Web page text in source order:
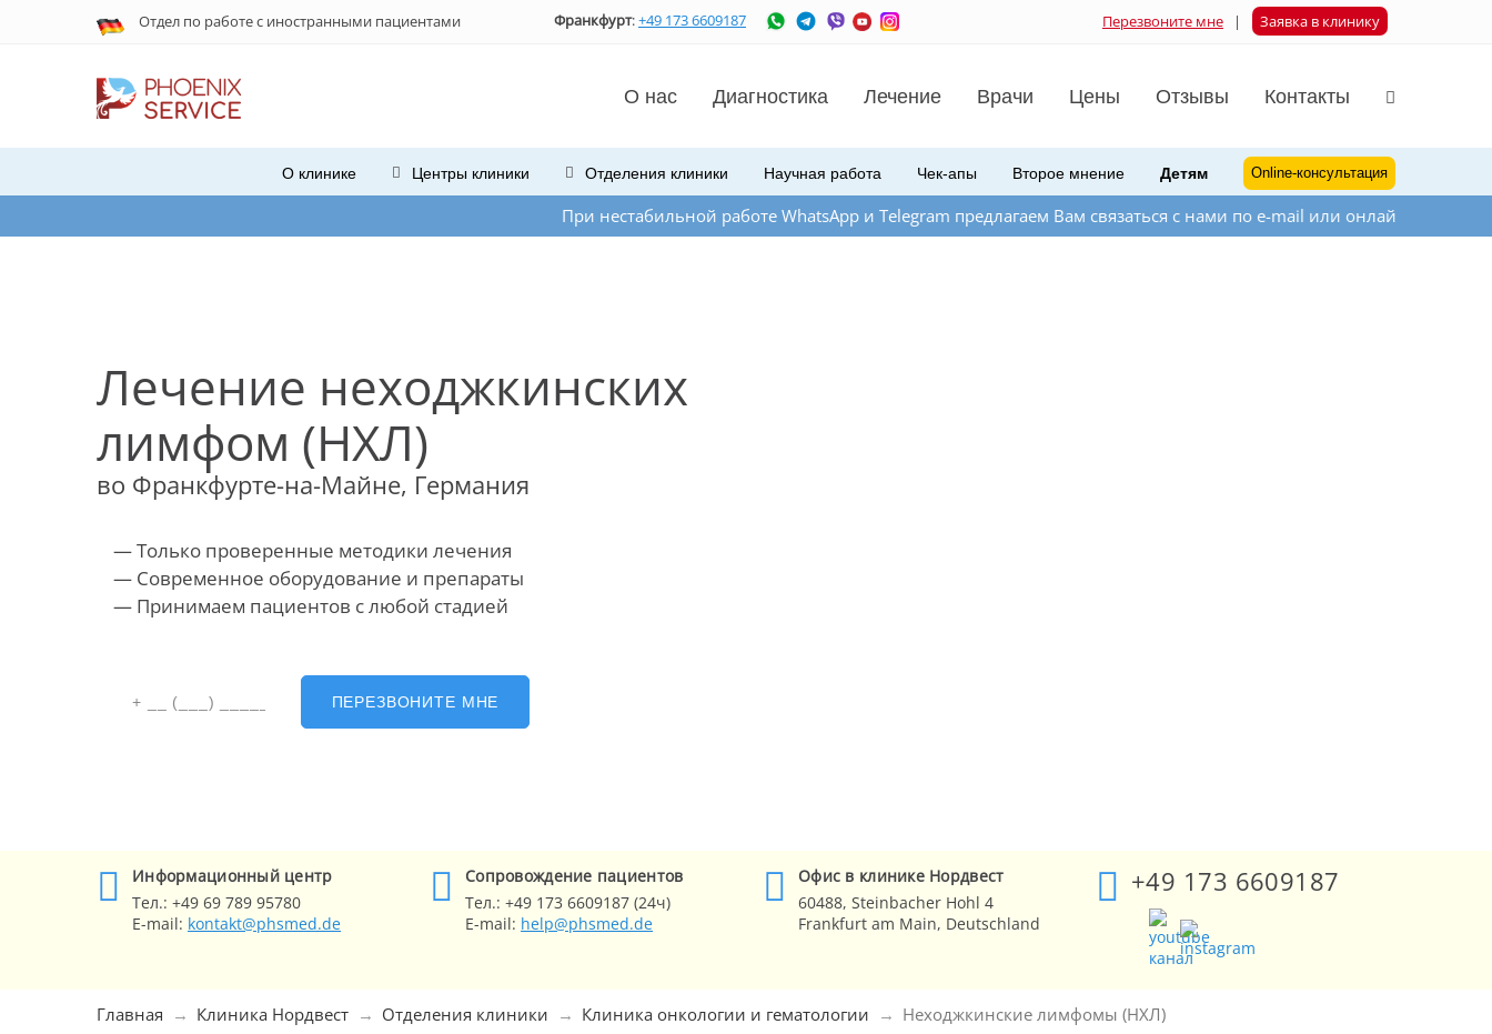
Отдел по работе с иностранными пациентами Франкфурт:+49 173 6609187 Перезвоните мне | Заявка в клинику
О нас Диагностика Лечение Врачи Цены Отзывы Контакты
О клинике Центры клиники Отделения клиники Научная работа Чек-апы Второе мнение Детям Online-консультация
При нестабильной работе WhatsApp и Telegram предлагаем Вам связаться с нами по e-mail или онлайн-мессенджера на
Лечение неходжкинских
лимфом (НХЛ)
во Франкфурте-на-Майне, Германия
— Только проверенные методики лечения
— Современное оборудование и препараты
— Принимаем пациентов с любой стадией
ПЕРЕЗВОНИТЕ МНЕ
Информационный центр
Тел.: +49 69 789 95780
E-mail: kontakt@phsmed.de
Cопровождение пациентов
Тел.: +49 173 6609187 (24ч)
E-mail: help@phsmed.de
Офис в клинике Нордвест
60488, Steinbacher Hohl 4
Frankfurt am Main, Deutschland
+49 173 6609187
Главная Клиника Нордвест Отделения клиники Клиника онкологии и гематологии Неходжкинские лимфомы (НХЛ)